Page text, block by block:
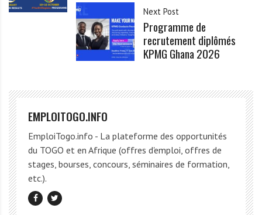
Next Post
Programme de
recrutement diplômés
KPMG Ghana 2026
EMPLOITOGO.INFO
EmploiTogo.info - La plateforme des opportunités
du TOGO et en Afrique (offres d'emploi, offres de
stages, bourses, concours, séminaires de formation,
etc.).